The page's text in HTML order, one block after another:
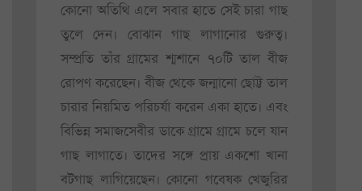
কোনো অতিথি এলে সবার হাতে সেই চারা গাছ
তুলে দেন। বোঝান গাছ লাগানোর গুরুত্ব।
সম্প্রতি তাঁর গ্রামের শ্মশানে ৭০টি তাল বীজ
রোপণ করেছেন। বীজ থেকে জন্মানো ছোট্ট তাল
চারার নিয়মিত পরিচর্যা করেন একা হাতে। এবং
বিভিন্ন সমাজসেবীর ডাকে গ্রামে গ্রামে চলে যান
গাছ লাগাতে। তাদের সঙ্গে প্রায় একশো খানা
বটগাছ লাগিয়েছেন। কোনো গবেষক খেজুরির